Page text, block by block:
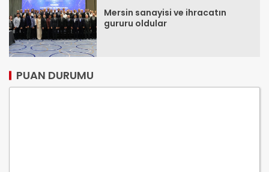
Mersin sanayisi ve ihracatın
gururu oldular
PUAN DURUMU